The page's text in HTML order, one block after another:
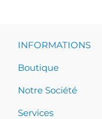
INFORMATIONS
Boutique
Notre Société
Services